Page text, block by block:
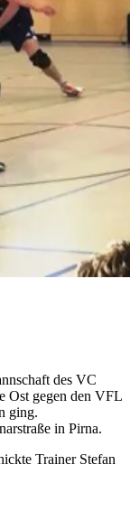
des VC
Ost gegen den VFL
ging.
in Pirna.
Trainer Stefan